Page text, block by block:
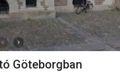
Göteborgban